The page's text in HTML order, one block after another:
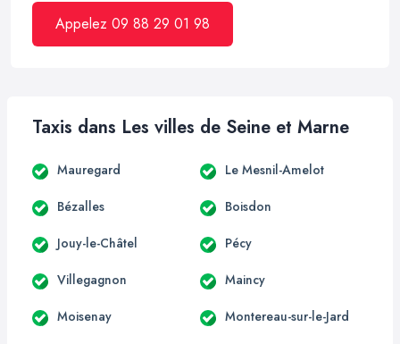
Appelez 09 88 29 01 98
Taxis dans Les villes de Seine et Marne
Mauregard Le Mesnil-Amelot
Bézalles Boisdon
Jouy-le-Châtel Pécy
Villegagnon Maincy
Moisenay Montereau-sur-le-Jard